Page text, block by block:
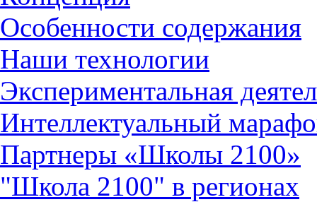
Особенности содержания
Наши технологии
Экспериментальная
Интеллектуальный
Партнеры «Школы 2100»
"Школа 2100" в регионах